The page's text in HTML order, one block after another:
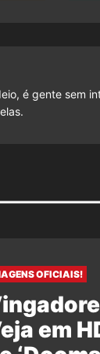
é gente sem
OFICIAIS!
em